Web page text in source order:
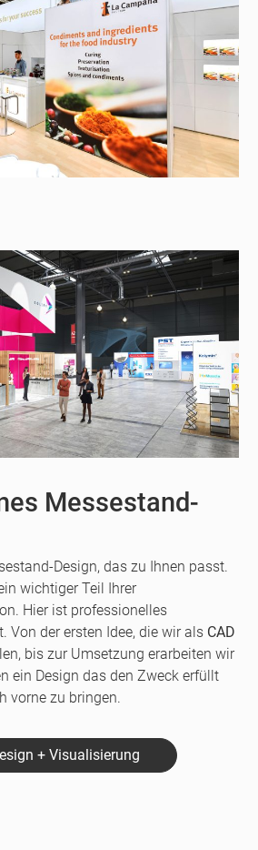
Messestand-
Design, das zu Ihnen passt.
wichtiger Teil Ihrer
Hier ist professionelles
Von der ersten Idee, die wir als CAD
bis zur Umsetzung erarbeiten wir
ein Design das den Zweck erfüllt
vorne zu bringen.
+ Visualisierung